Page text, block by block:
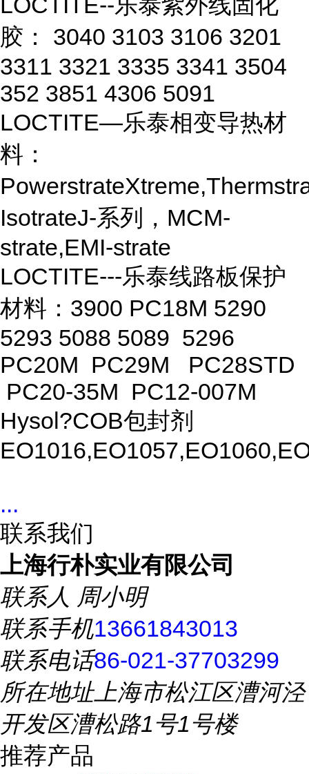
胶： 3040 3103 3106 3201
3311 3321 3335 3341 3504
352 3851 4306 5091
LOCTITE—乐泰相变导热材
料：
IsotrateJ-系列，MCM-
strate,EMI-strate
LOCTITE---乐泰线路板保护
材料：3900 PC18M 5290
5293 5088 5089 5296
PC20M PC29M PC28STD
PC20-35M PC12-007M
Hysol?COB包封剂
...
联系我们
上海行朴实业有限公司
联系人 周小明
联系手机13661843013
联系电话86-021-37703299
所在地址上海市松江区漕河泾
开发区漕松路1号1号楼
推荐产品